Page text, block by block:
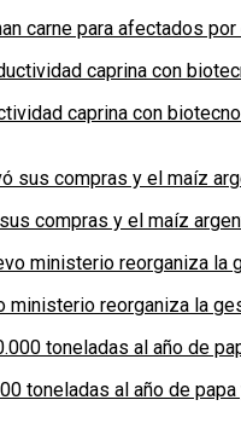
carne para afectados
caprina con
compras y el maíz
ministerio reorganiza la
toneladas al año de